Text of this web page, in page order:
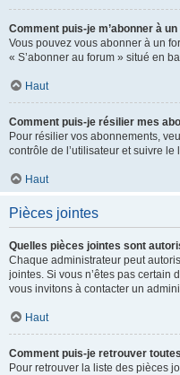
Comment puis-je m’abonner à
Vous pouvez vous abonner à un
« S’abonner au forum » situé en
Haut
Comment puis-je résilier mes
Pour résilier vos abonnements,
contrôle de l’utilisateur et suivre
Haut
Pièces jointes
Quelles pièces jointes sont
Chaque administrateur peut
jointes. Si vous n’êtes pas certain
vous invitons à contacter un
Haut
Comment puis-je retrouver
Pour retrouver la liste des pièces